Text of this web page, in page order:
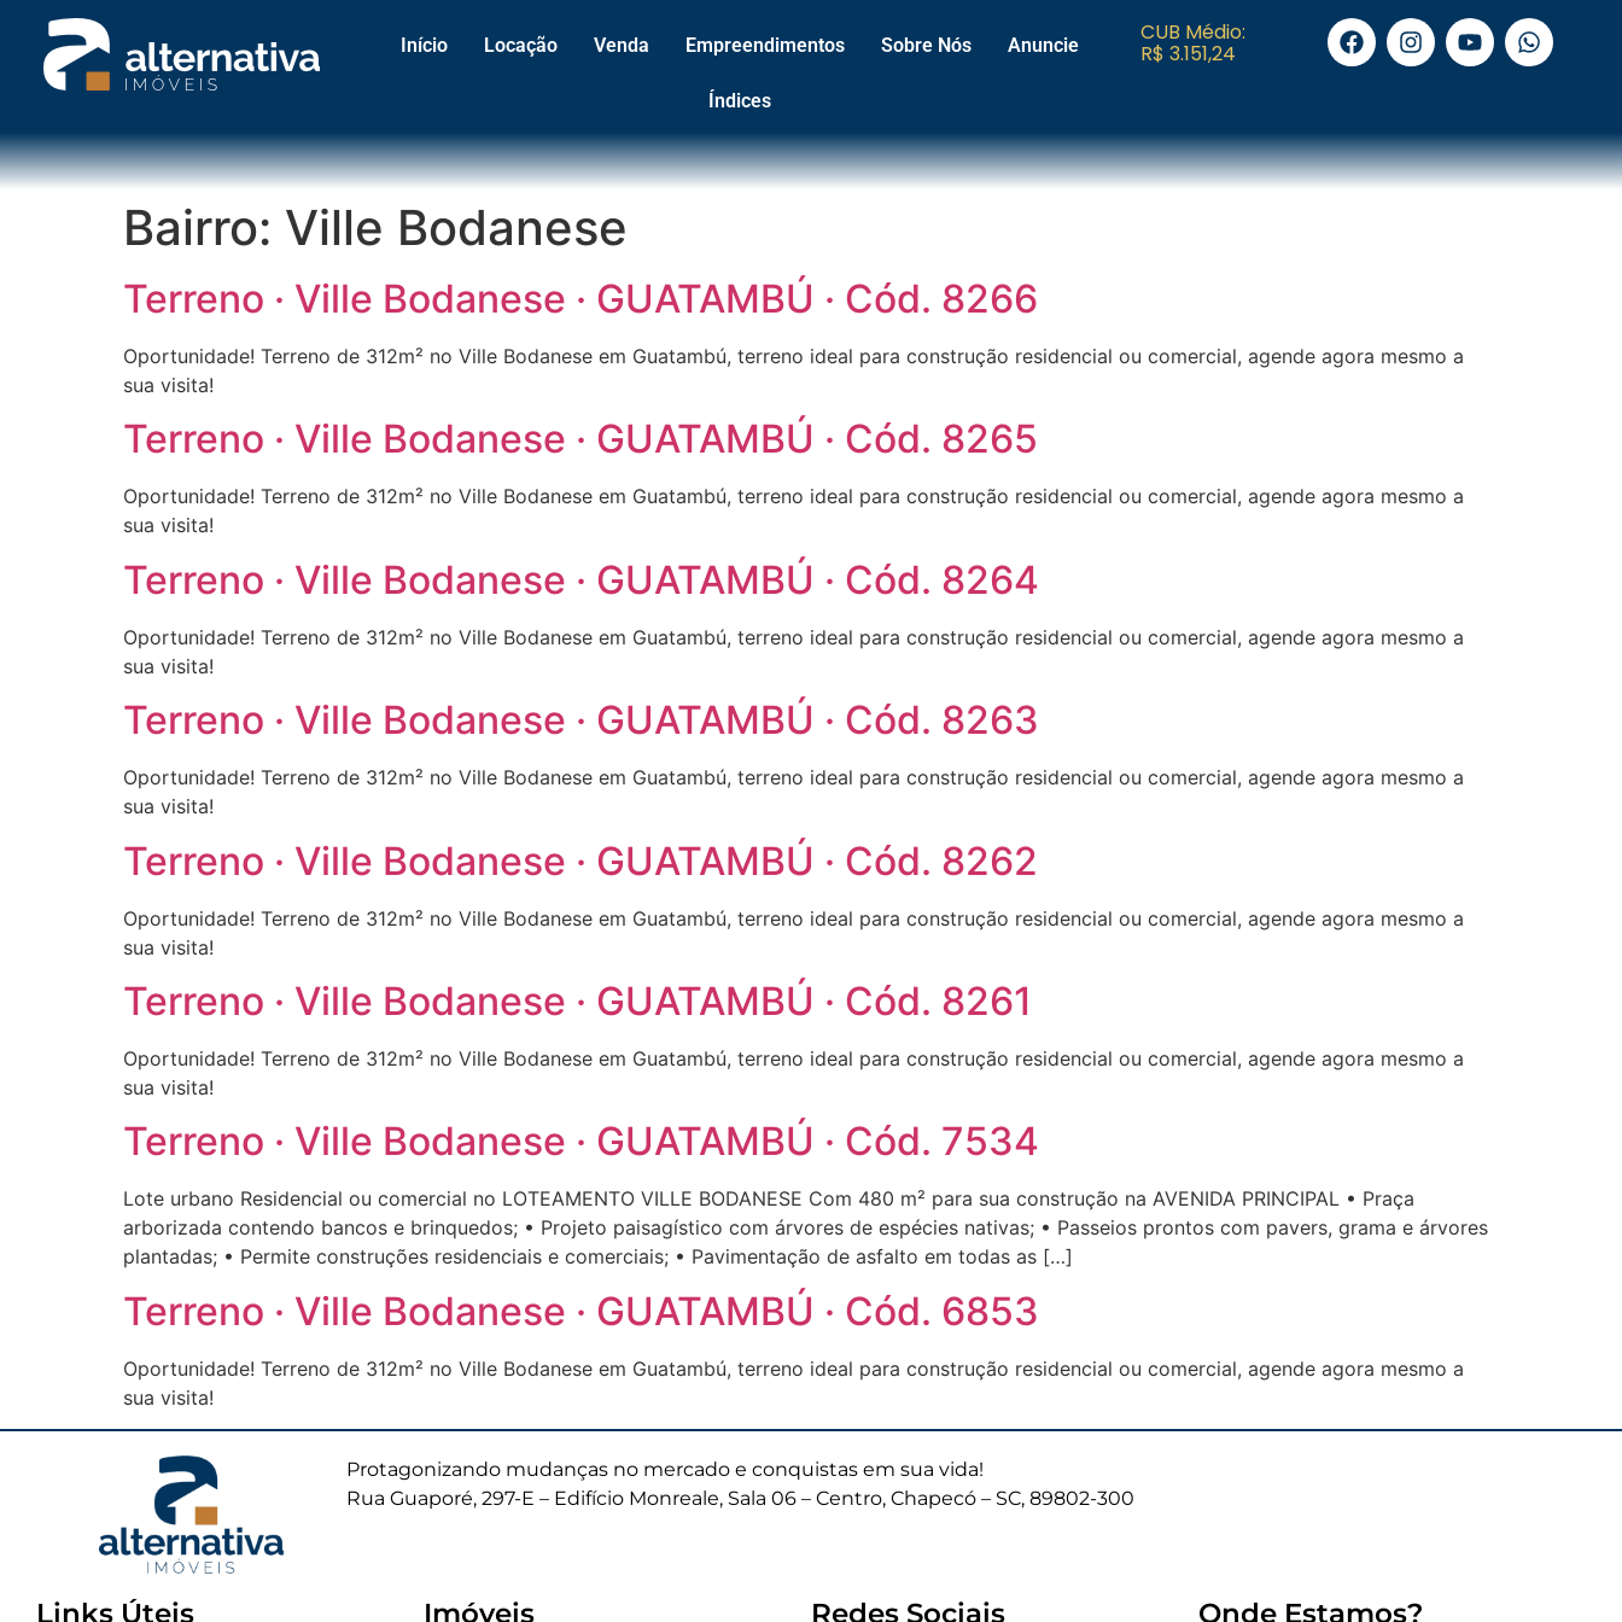
Início Locação Venda Empreendimentos Sobre Nós Anuncie
Índices
CUB Médio:
R$ 3.151,24
Bairro: Ville Bodanese
Terreno · Ville Bodanese · GUATAMBÚ · Cód. 8266
Oportunidade! Terreno de 312m² no Ville Bodanese em Guatambú, terreno ideal para construção residencial ou comercial, agende agora mesmo a
sua visita!
Terreno · Ville Bodanese · GUATAMBÚ · Cód. 8265
Oportunidade! Terreno de 312m² no Ville Bodanese em Guatambú, terreno ideal para construção residencial ou comercial, agende agora mesmo a
sua visita!
Terreno · Ville Bodanese · GUATAMBÚ · Cód. 8264
Oportunidade! Terreno de 312m² no Ville Bodanese em Guatambú, terreno ideal para construção residencial ou comercial, agende agora mesmo a
sua visita!
Terreno · Ville Bodanese · GUATAMBÚ · Cód. 8263
Oportunidade! Terreno de 312m² no Ville Bodanese em Guatambú, terreno ideal para construção residencial ou comercial, agende agora mesmo a
sua visita!
Terreno · Ville Bodanese · GUATAMBÚ · Cód. 8262
Oportunidade! Terreno de 312m² no Ville Bodanese em Guatambú, terreno ideal para construção residencial ou comercial, agende agora mesmo a
sua visita!
Terreno · Ville Bodanese · GUATAMBÚ · Cód. 8261
Oportunidade! Terreno de 312m² no Ville Bodanese em Guatambú, terreno ideal para construção residencial ou comercial, agende agora mesmo a
sua visita!
Terreno · Ville Bodanese · GUATAMBÚ · Cód. 7534
Lote urbano Residencial ou comercial no LOTEAMENTO VILLE BODANESE Com 480 m² para sua construção na AVENIDA PRINCIPAL • Praça
arborizada contendo bancos e brinquedos; • Projeto paisagístico com árvores de espécies nativas; • Passeios prontos com pavers, grama e árvores
plantadas; • Permite construções residenciais e comerciais; • Pavimentação de asfalto em todas as […]
Terreno · Ville Bodanese · GUATAMBÚ · Cód. 6853
Oportunidade! Terreno de 312m² no Ville Bodanese em Guatambú, terreno ideal para construção residencial ou comercial, agende agora mesmo a
sua visita!
Protagonizando mudanças no mercado e conquistas em sua vida!
Rua Guaporé, 297-E – Edifício Monreale, Sala 06 – Centro, Chapecó – SC, 89802-300
Links Úteis Imóveis Redes Sociais Onde Estamos?